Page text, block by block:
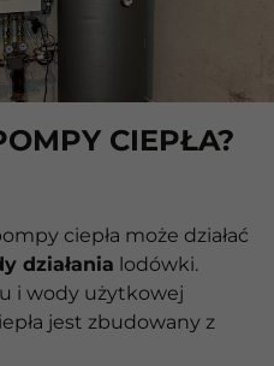
CIEPŁA?
ciepła może działać
działania lodówki.
i wody użytkowej
jest zbudowany z